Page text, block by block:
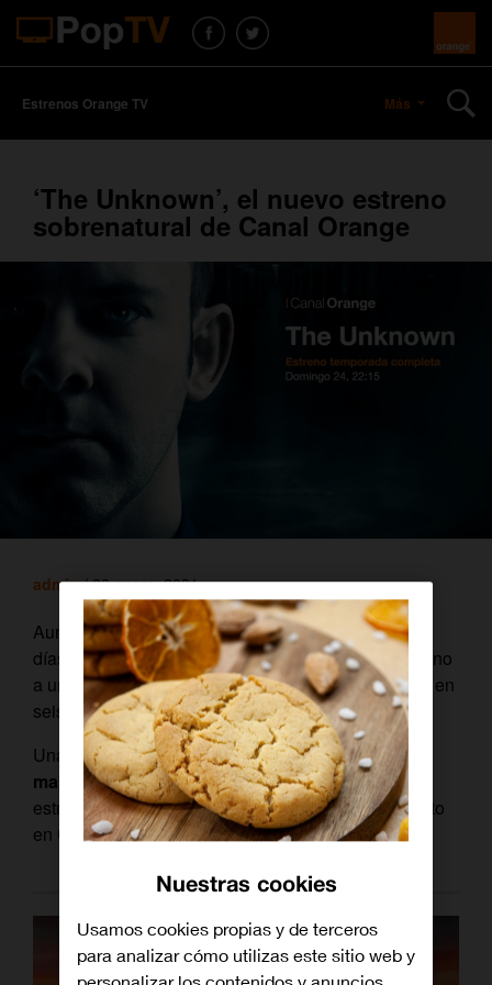
Estrenos Orange TV Más
‘The Unknown’, el nuevo estreno
sobrenatural de Canal Orange
admin/ 26 enero, 2021
Aunque el mundo real tiene bastante de raro estos
días, aún no supera a algunas ficciones.Al menos, no
a una historia como‘The Unknown’, una antología en
seis capítulos con tintes de horror ythriller
Una serie queya puedes disfrutar en modo
maratónen TV a la carta deOrange TV, con el
estreno de su primera y única temporada al completo
en Canal Orange.
Nuestras cookies
Usamos cookies propias y de terceros
para analizar cómo utilizas este sitio web y